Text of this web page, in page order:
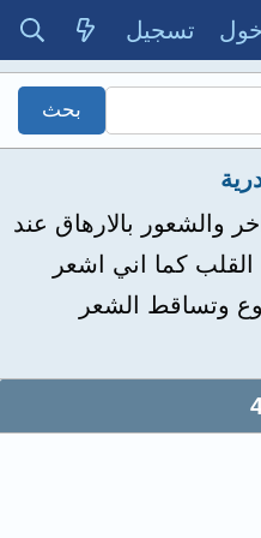
تسجيل
والشعور بالارهاق عند
كما اني اشعر
وتساقط الشعر